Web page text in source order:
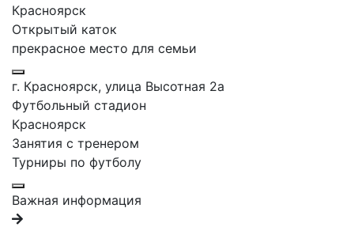
Красноярск
Открытый каток
прекрасное место для семьи
г. Красноярск, улица Высотная 2a
Футбольный стадион
Красноярск
Занятия с тренером
Турниры по футболу
Важная информация